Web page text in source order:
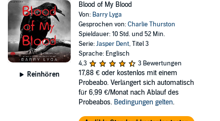
Reinhören
Blood of My Blood
Von: Barry Lyga
Gesprochen von:Charlie Thurston
Spieldauer: 10 Std. und 52 Min.
Serie:Jasper Dent, Titel 3
Sprache: Englisch
4,3
3 Bewertungen
17,88 € oder kostenlos mit einem
Probeabo. Verlängert sich automatisch
für 6,99 €/Monat nach Ablauf des
Probeabos. Bedingungen gelten.